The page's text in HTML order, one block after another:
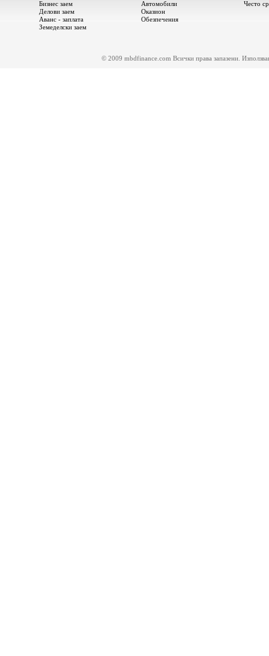
Бизнес заем
Делови заем
Аванс - заплата
Земеделски заем
Автомобили
Оказион
Обезпечения
Често
© 2009 mbdfinance.com Всички права запазени.